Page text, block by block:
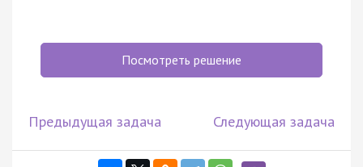
Посмотреть решение
Предыдущая задача Следующая задача